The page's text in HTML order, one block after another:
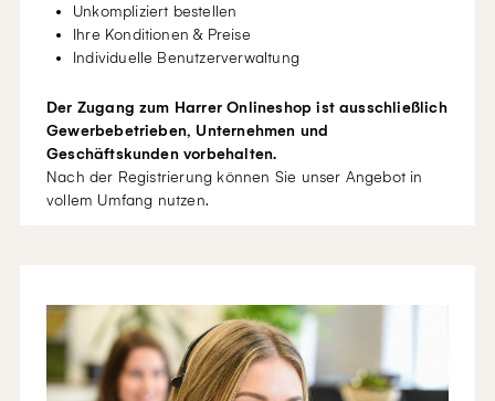
Unkompliziert bestellen
Ihre Konditionen & Preise
Individuelle Benutzerverwaltung
Der Zugang zum Harrer Onlineshop ist ausschließlich
Gewerbebetrieben, Unternehmen und
Geschäftskunden vorbehalten.
Nach der Registrierung können Sie unser Angebot in
vollem Umfang nutzen.